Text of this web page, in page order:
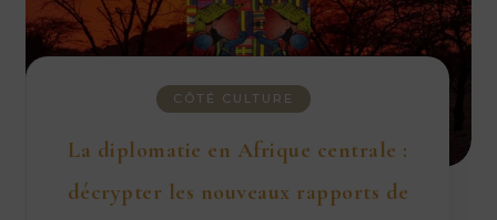
CÔTÉ CULTURE
La diplomatie en Afrique centrale :
décrypter les nouveaux rapports de